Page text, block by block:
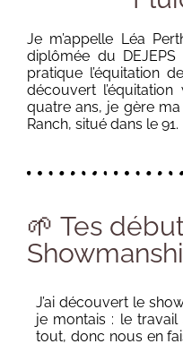
Je m’appelle Léa
diplômée du
pratique l’équitation
découvert
quatre ans, je gère
Ranch, situé dans le 91.
🌱 Tes
J’ai découvert le
je montais : le
tout, donc nous en